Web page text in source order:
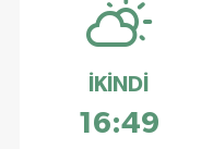
İKINDI
16:49